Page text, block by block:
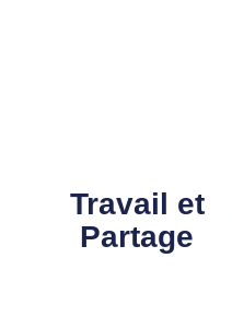
Travail et
Partage